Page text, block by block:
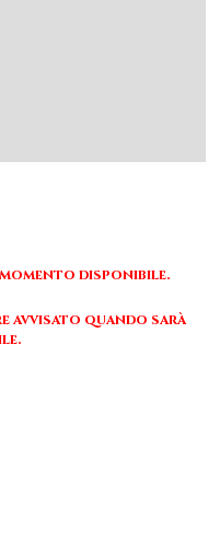
disponibile.
avvisato quando sarà